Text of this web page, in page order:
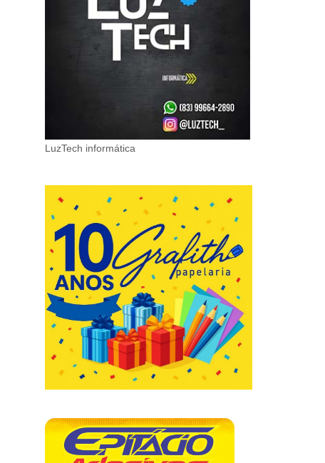
LuzTech informática